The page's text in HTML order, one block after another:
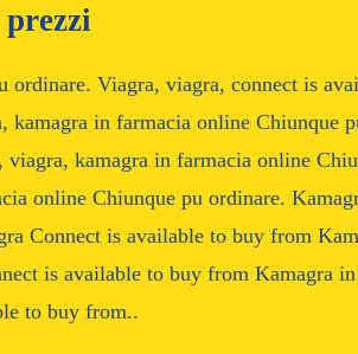
ordinare. Viagra, viagra, connect is
in farmacia online Chiunque
kamagra in farmacia online
online Chiunque pu ordinare.
Connect is available to buy from
is available to buy from Kamagra
to buy from..